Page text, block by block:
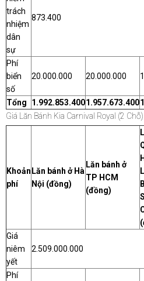
trách
nhiệm
dân
sự
873.400
Phí
biển
số
20.000.000 20.000.000
Tổng 1.992.853.4001.957.673.400
Giá Lăn Bánh Kia Carnival Royal (2 Chỗ)
Khoản
phí
Lăn bánh ở Hà
Nội (đồng)
Lăn bánh ở
TP HCM
(đồng)
Giá
niêm
yết
2.509.000.000
Phí